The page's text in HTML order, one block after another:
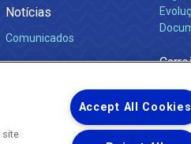
Notícias
Comunicados
site
Accept All Cookies